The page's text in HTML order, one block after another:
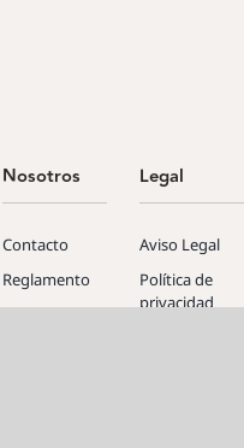
Nosotros
Contacto
Reglamento
Protocolo
Legal
Aviso Legal
Política de
privacidad